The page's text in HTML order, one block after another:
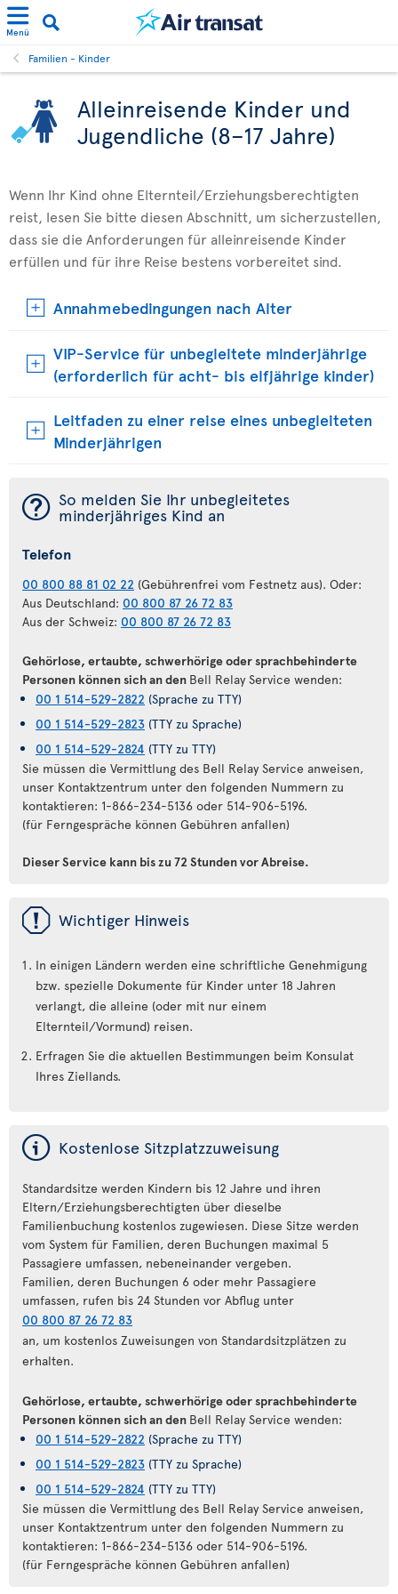
Menü
Familien - Kinder
Alleinreisende Kinder und
Jugendliche (8–17 Jahre)
Wenn Ihr Kind ohne Elternteil/Erziehungsberechtigten
reist, lesen Sie bitte diesen Abschnitt, um sicherzustellen,
dass sie die Anforderungen für alleinreisende Kinder
erfüllen und für ihre Reise bestens vorbereitet sind.
Annahmebedingungen nach Alter
VIP-Service für unbegleitete minderjährige
(erforderlich für acht- bis elfjährige kinder)
Leitfaden zu einer reise eines unbegleiteten
Minderjährigen
¯ So melden Sie Ihr unbegleitetes
minderjähriges Kind an
Telefon
00 800 88 81 02 22 (Gebührenfrei vom Festnetz aus). Oder:
Aus Deutschland: 00 800 87 26 72 83
Aus der Schweiz: 00 800 87 26 72 83
Gehörlose, ertaubte, schwerhörige oder sprachbehinderte
Personen können sich an den Bell Relay Service wenden:
00 1 514-529-2822 (Sprache zu TTY)
00 1 514-529-2823 (TTY zu Sprache)
00 1 514-529-2824 (TTY zu TTY)
Sie müssen die Vermittlung des Bell Relay Service anweisen,
unser Kontaktzentrum unter den folgenden Nummern zu
kontaktieren: 1-866-234-5136 oder 514-906-5196.
(für Ferngespräche können Gebühren anfallen)
Dieser Service kann bis zu 72 Stunden vor Abreise.
ü Wichtiger Hinweis
In einigen Ländern werden eine schriftliche Genehmigung
bzw. spezielle Dokumente für Kinder unter 18 Jahren
verlangt, die alleine (oder mit nur einem
Elternteil/Vormund) reisen.
Erfragen Sie die aktuellen Bestimmungen beim Konsulat
Ihres Ziellands.
ý Kostenlose Sitzplatzzuweisung
Standardsitze werden Kindern bis 12 Jahre und ihren
Eltern/Erziehungsberechtigten über dieselbe
Familienbuchung kostenlos zugewiesen. Diese Sitze werden
vom System für Familien, deren Buchungen maximal 5
Passagiere umfassen, nebeneinander vergeben.
Familien, deren Buchungen 6 oder mehr Passagiere
umfassen, rufen bis 24 Stunden vor Abflug unter
00 800 87 26 72 83
an, um kostenlos Zuweisungen von Standardsitzplätzen zu
erhalten.
Gehörlose, ertaubte, schwerhörige oder sprachbehinderte
Personen können sich an den Bell Relay Service wenden:
00 1 514-529-2822 (Sprache zu TTY)
00 1 514-529-2823 (TTY zu Sprache)
00 1 514-529-2824 (TTY zu TTY)
Sie müssen die Vermittlung des Bell Relay Service anweisen,
unser Kontaktzentrum unter den folgenden Nummern zu
kontaktieren: 1-866-234-5136 oder 514-906-5196.
(für Ferngespräche können Gebühren anfallen)